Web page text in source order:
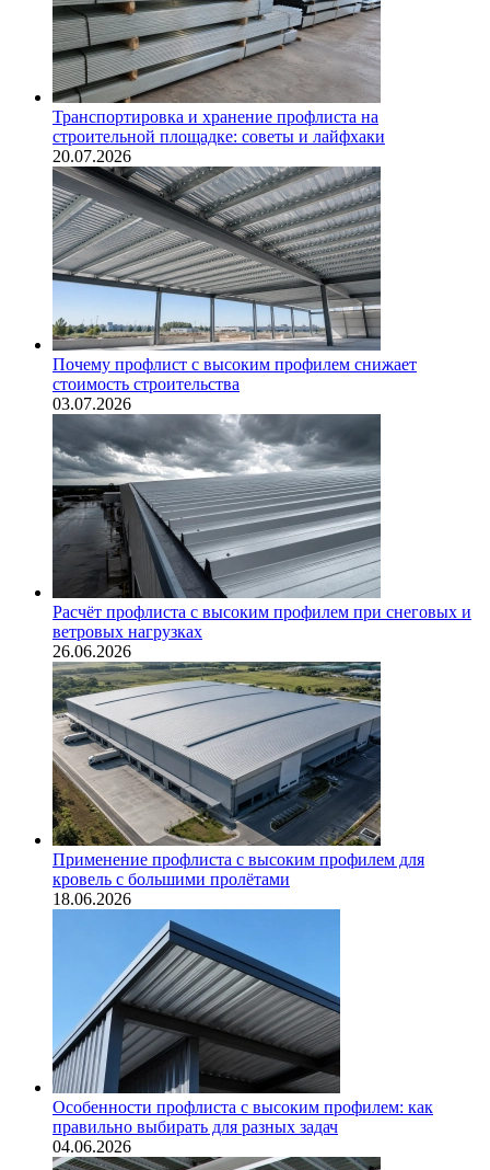
Транспортировка и хранение профлиста на
строительной площадке: советы и лайфхаки
20.07.2026
Почему профлист с высоким профилем снижает
стоимость строительства
03.07.2026
Расчёт профлиста с высоким профилем при снеговых и
ветровых нагрузках
26.06.2026
Применение профлиста с высоким профилем для
кровель с большими пролётами
18.06.2026
Особенности профлиста с высоким профилем: как
правильно выбирать для разных задач
04.06.2026